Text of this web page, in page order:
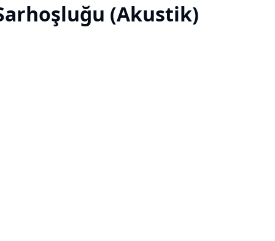
(Akustik)